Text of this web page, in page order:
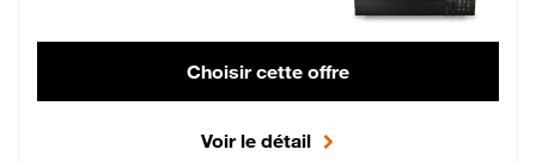
Choisir cette offre
Voir le détail